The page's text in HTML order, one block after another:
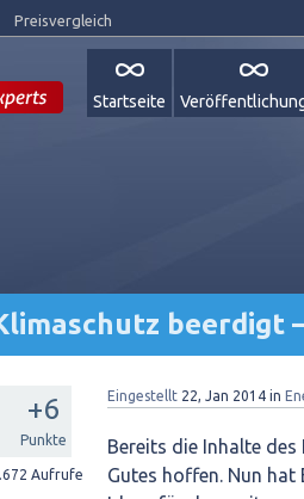
Preisvergleich
Startseite
beerdigt
+6
Punkte
Aufrufe
Eingestellt 22, Jan 2014 in
Bereits die Inhalte
Gutes hoffen. Nun hat